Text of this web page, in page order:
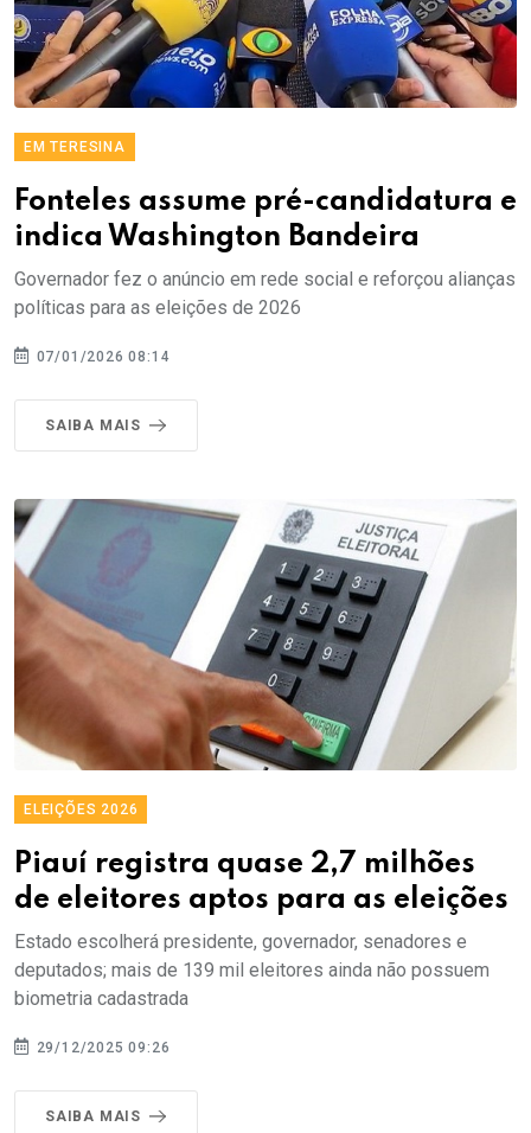
EM TERESINA
Fonteles assume pré-candidatura e
indica Washington Bandeira
Governador fez o anúncio em rede social e reforçou alianças
políticas para as eleições de 2026
07/01/2026 08:14
SAIBA MAIS
ELEIÇÕES 2026
Piauí registra quase 2,7 milhões
de eleitores aptos para as eleições
Estado escolherá presidente, governador, senadores e
deputados; mais de 139 mil eleitores ainda não possuem
biometria cadastrada
29/12/2025 09:26
SAIBA MAIS